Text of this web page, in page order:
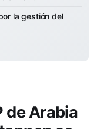
la gestión del
de Arabia